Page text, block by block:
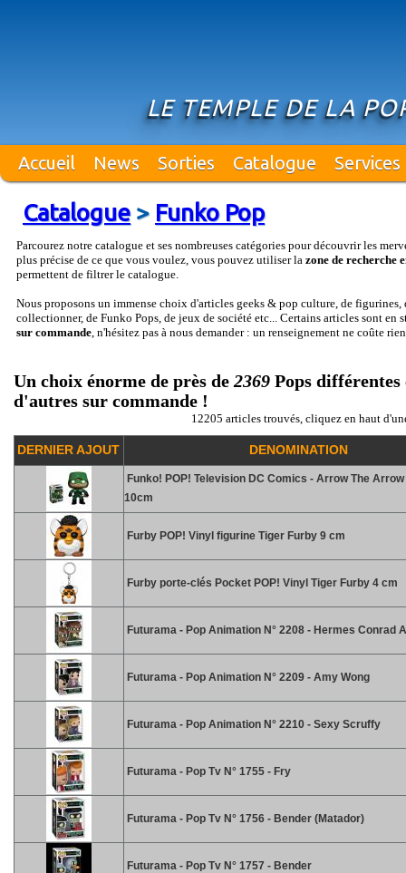
LE TEMPLE DE LA
Accueil News Sorties Catalogue Services
Catalogue> Funko Pop
Parcourez notre catalogue et ses nombreuses catégories pour découvrir les
plus précise de ce que vous voulez, vous pouvez utiliser la zone de recherche
permettent de filtrer le catalogue.
Nous proposons un immense choix d'articles geeks & pop culture, de figurines,
collectionner, de Funko Pops, de jeux de société etc... Certains articles sont en
sur commande, n'hésitez pas à nous demander : un renseignement ne coûte
Un choix énorme de près de 2369 Pops différentes
d'autres sur commande !
12205 articles trouvés, cliquez en haut
DERNIER AJOUT DENOMINATION
Funko! POP! Television DC Comics - Arrow The
10cm
Furby POP! Vinyl figurine Tiger Furby 9 cm
Furby porte-clés Pocket POP! Vinyl Tiger Furby 4 cm
Futurama - Pop Animation N° 2208 - Hermes Conrad
Futurama - Pop Animation N° 2209 - Amy Wong
Futurama - Pop Animation N° 2210 - Sexy Scruffy
Futurama - Pop Tv N° 1755 - Fry
Futurama - Pop Tv N° 1756 - Bender (Matador)
Futurama - Pop Tv N° 1757 - Bender